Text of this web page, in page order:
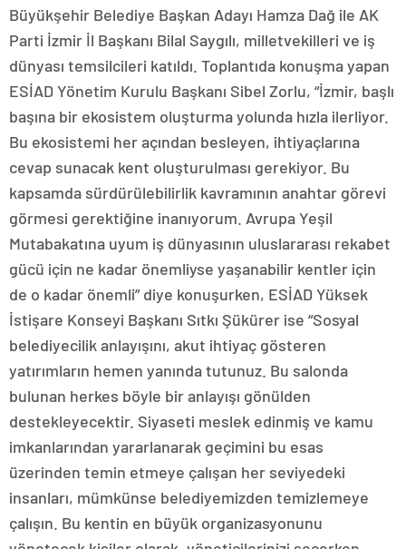
Büyükşehir Belediye Başkan Adayı Hamza Dağ ile AK
Parti İzmir İl Başkanı Bilal Saygılı, milletvekilleri ve iş
dünyası temsilcileri katıldı. Toplantıda konuşma yapan
ESİAD Yönetim Kurulu Başkanı Sibel Zorlu, “İzmir, başlı
başına bir ekosistem oluşturma yolunda hızla ilerliyor.
Bu ekosistemi her açından besleyen, ihtiyaçlarına
cevap sunacak kent oluşturulması gerekiyor. Bu
kapsamda sürdürülebilirlik kavramının anahtar görevi
görmesi gerektiğine inanıyorum. Avrupa Yeşil
Mutabakatına uyum iş dünyasının uluslararası rekabet
gücü için ne kadar önemliyse yaşanabilir kentler için
de o kadar önemli” diye konuşurken, ESİAD Yüksek
İstişare Konseyi Başkanı Sıtkı Şükürer ise “Sosyal
belediyecilik anlayışını, akut ihtiyaç gösteren
yatırımların hemen yanında tutunuz. Bu salonda
bulunan herkes böyle bir anlayışı gönülden
destekleyecektir. Siyaseti meslek edinmiş ve kamu
imkanlarından yararlanarak geçimini bu esas
üzerinden temin etmeye çalışan her seviyedeki
insanları, mümkünse belediyemizden temizlemeye
çalışın. Bu kentin en büyük organizasyonunu